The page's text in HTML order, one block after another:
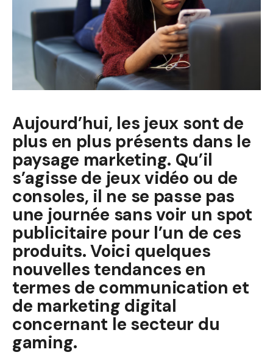
Aujourd’hui, les jeux sont de
plus en plus présents dans le
paysage marketing. Qu’il
s’agisse de jeux vidéo ou de
consoles, il ne se passe pas
une journée sans voir un spot
publicitaire pour l’un de ces
produits. Voici quelques
nouvelles tendances en
termes de communication et
de marketing digital
concernant le secteur du
gaming.